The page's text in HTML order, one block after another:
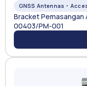
GNSS Antennas・
Bracket Pemasangan
00403/PM-001